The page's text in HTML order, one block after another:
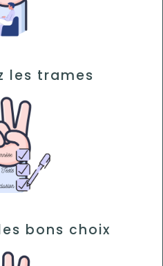
les trames
bons choix